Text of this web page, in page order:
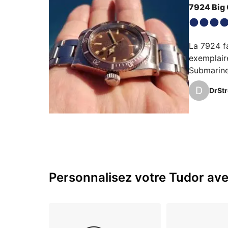
7924 Big
La 7924
morceau
D
Personnalisez votre Tudor